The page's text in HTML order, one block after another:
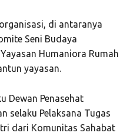
di antaranya
Seni Budaya
Humaniora Rumah
yayasan.
Dewan Penasehat
selaku Pelaksana Tugas
dari Komunitas Sahabat